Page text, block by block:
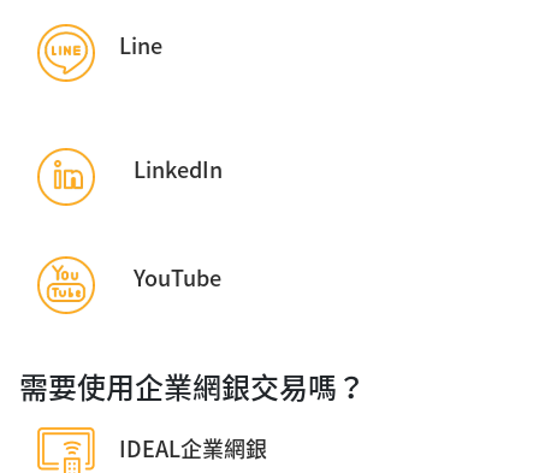
Line
LinkedIn
YouTube
需要使用企業網銀交易嗎？
IDEAL企業網銀